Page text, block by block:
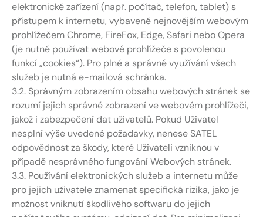
elektronické zařízení (např. počítač, telefon, tablet) s
přístupem k internetu, vybavené nejnovějším webovým
prohlížečem Chrome, FireFox, Edge, Safari nebo Opera
(je nutné používat webové prohlížeče s povolenou
funkcí „cookies“). Pro plné a správné využívání všech
služeb je nutná e-mailová schránka.
3.2. Správným zobrazením obsahu webových stránek se
rozumí jejich správné zobrazení ve webovém prohlížeči,
jakož i zabezpečení dat uživatelů. Pokud Uživatel
nesplní výše uvedené požadavky, nenese SATEL
odpovědnost za škody, které Uživateli vzniknou v
případě nesprávného fungování Webových stránek.
3.3. Používání elektronických služeb a internetu může
pro jejich uživatele znamenat specifická rizika, jako je
možnost vniknutí škodlivého softwaru do jejich